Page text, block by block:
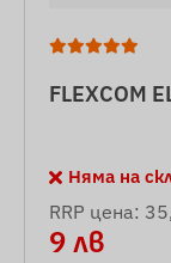
FLEXCOM
Няма на
RRP цена:
9 лв